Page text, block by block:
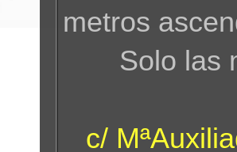
metros
Solo las
c/